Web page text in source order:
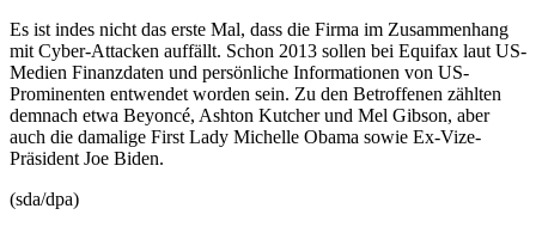
Es ist indes nicht das erste Mal, dass die Firma im Zusammenhang
mit Cyber-Attacken auffällt. Schon 2013 sollen bei Equifax laut US-
Medien Finanzdaten und persönliche Informationen von US-
Prominenten entwendet worden sein. Zu den Betroffenen zählten
demnach etwa Beyoncé, Ashton Kutcher und Mel Gibson, aber
auch die damalige First Lady Michelle Obama sowie Ex-Vize-
Präsident Joe Biden.
(sda/dpa)